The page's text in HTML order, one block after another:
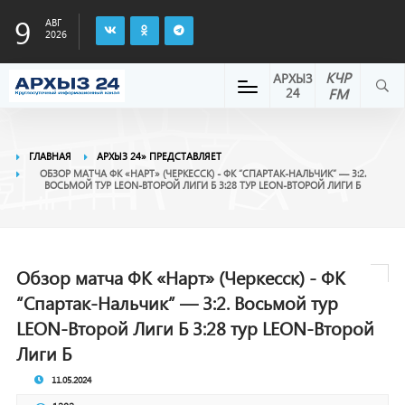
9
АВГ
2026
КЧР
FM
АРХЫЗ
24
ГЛАВНАЯ
АРХЫЗ 24» ПРЕДСТАВЛЯЕТ
ОБЗОР МАТЧА ФК «НАРТ» (ЧЕРКЕССК) - ФК “СПАРТАК-НАЛЬЧИК” — 3:2.
ВОСЬМОЙ ТУР LEON-ВТОРОЙ ЛИГИ Б 3:28 ТУР LEON-ВТОРОЙ ЛИГИ Б
Обзор матча ФК «Нарт» (Черкесск) - ФК
“Спартак-Нальчик” — 3:2. Восьмой тур
LEON-Второй Лиги Б 3:28 тур LEON-Второй
Лиги Б
11.05.2024